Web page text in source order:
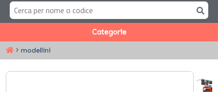
Categorie
modellini